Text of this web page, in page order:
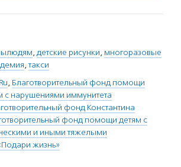
, детские рисунки, многоразовые
,такси
, Благотворительный фонд помощи
с нарушениями иммунитета
фонд Константина
фонд помощи детям с
и иными тяжелыми
жизнь»